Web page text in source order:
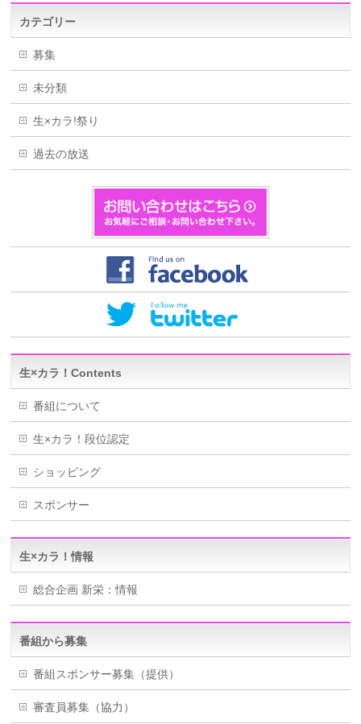
カテゴリー
募集
未分類
生×カラ!祭り
過去の放送
生×カラ！Contents
番組について
生×カラ！段位認定
ショッピング
スポンサー
生×カラ！情報
総合企画 新栄：情報
番組から募集
番組スポンサー募集（提供）
審査員募集（協力）